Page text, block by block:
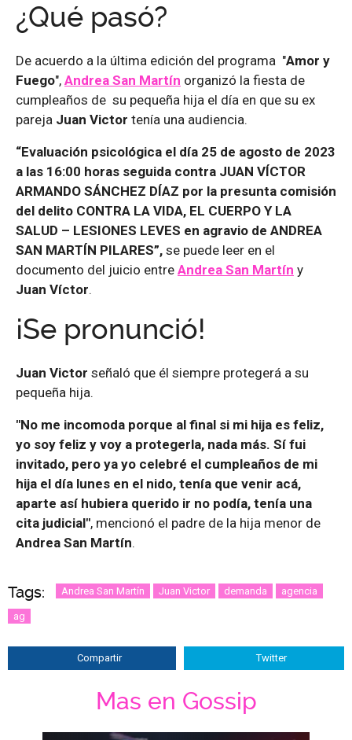
¿Qué pasó?
De acuerdo a la última edición del programa "Amor y
Fuego", Andrea San Martín organizó la fiesta de
cumpleaños de su pequeña hija el día en que su ex
pareja Juan Victor tenía una audiencia.
“Evaluación psicológica el día 25 de agosto de 2023
a las 16:00 horas seguida contra JUAN VÍCTOR
ARMANDO SÁNCHEZ DÍAZ por la presunta comisión
del delito CONTRA LA VIDA, EL CUERPO Y LA
SALUD – LESIONES LEVES en agravio de ANDREA
SAN MARTÍN PILARES”, se puede leer en el
documento del juicio entre Andrea San Martín y
Juan Víctor.
¡Se pronunció!
Juan Victor señaló que él siempre protegerá a su
pequeña hija.
"No me incomoda porque al final si mi hija es feliz,
yo soy feliz y voy a protegerla, nada más. Sí fui
invitado, pero ya yo celebré el cumpleaños de mi
hija el día lunes en el nido, tenía que venir acá,
aparte así hubiera querido ir no podía, tenía una
cita judicial", mencionó el padre de la hija menor de
Andrea San Martín.
Tags: Andrea San Martín Juan Victor demanda agencia
ag
Compartir Twitter
Mas en Gossip